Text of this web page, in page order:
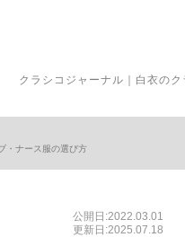
クラシコジャーナル｜白衣の
・ナース服の選び方
公開日:2022.03.01
更新日:2025.07.18